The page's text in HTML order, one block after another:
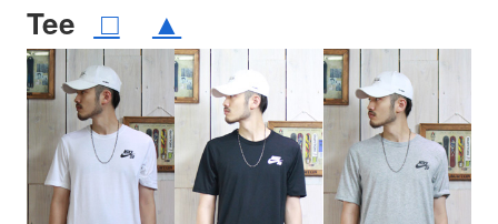
Tee
□ ▲